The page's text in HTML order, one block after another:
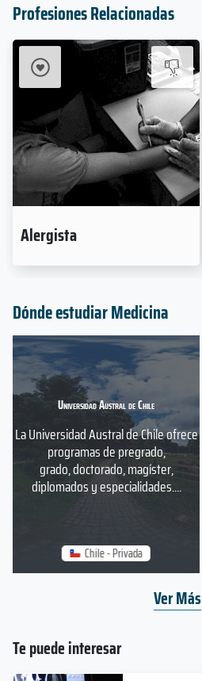
Profesiones Relacionadas
Alergista
Te puede interesar
Dónde estudiar Medicina
Chile - Privada
Universidad Austral de Chile
La Universidad Austral de Chile ofrece
programas de pregrado,
grado, doctorado, magíster,
diplomados y especialidades....
Ver Más